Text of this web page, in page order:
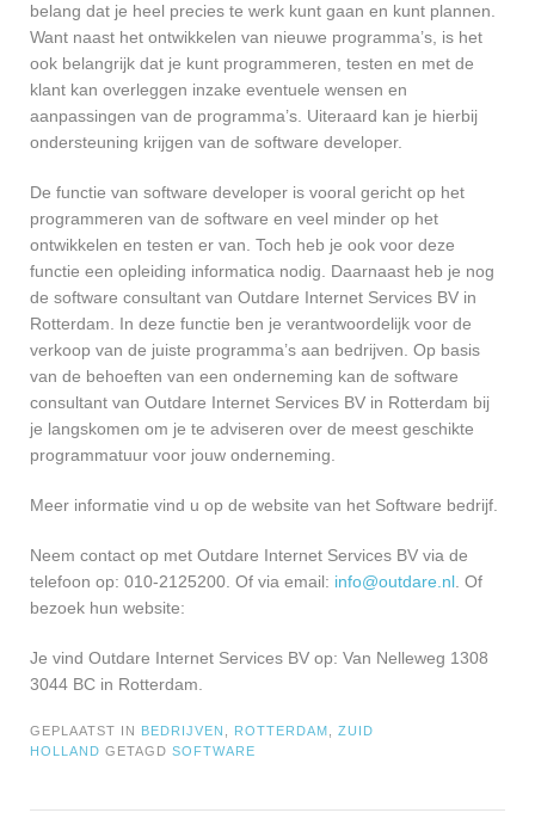
belang dat je heel precies te werk kunt gaan en kunt plannen.
Want naast het ontwikkelen van nieuwe programma’s, is het
ook belangrijk dat je kunt programmeren, testen en met de
klant kan overleggen inzake eventuele wensen en
aanpassingen van de programma’s. Uiteraard kan je hierbij
ondersteuning krijgen van de software developer.
De functie van software developer is vooral gericht op het
programmeren van de software en veel minder op het
ontwikkelen en testen er van. Toch heb je ook voor deze
functie een opleiding informatica nodig. Daarnaast heb je nog
de software consultant van Outdare Internet Services BV in
Rotterdam. In deze functie ben je verantwoordelijk voor de
verkoop van de juiste programma’s aan bedrijven. Op basis
van de behoeften van een onderneming kan de software
consultant van Outdare Internet Services BV in Rotterdam bij
je langskomen om je te adviseren over de meest geschikte
programmatuur voor jouw onderneming.
Meer informatie vind u op de website van het Software bedrijf.
Neem contact op met Outdare Internet Services BV via de
telefoon op: 010-2125200. Of via email: info@outdare.nl . Of
bezoek hun website:
Je vind Outdare Internet Services BV op: Van Nelleweg 1308
3044 BC in Rotterdam.
GEPLAATST IN BEDRIJVEN ROTTERDAM
ZUID
HOLLAND GETAGD SOFTWARE